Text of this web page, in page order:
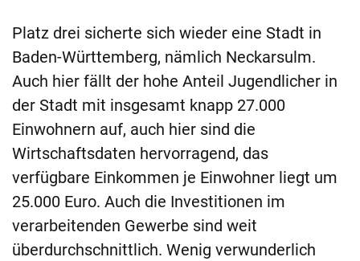
Platz drei sicherte sich wieder eine Stadt in
Baden-Württemberg, nämlich Neckarsulm.
Auch hier fällt der hohe Anteil Jugendlicher in
der Stadt mit insgesamt knapp 27.000
Einwohnern auf, auch hier sind die
Wirtschaftsdaten hervorragend, das
verfügbare Einkommen je Einwohner liegt um
25.000 Euro. Auch die Investitionen im
verarbeitenden Gewerbe sind weit
überdurchschnittlich. Wenig verwunderlich